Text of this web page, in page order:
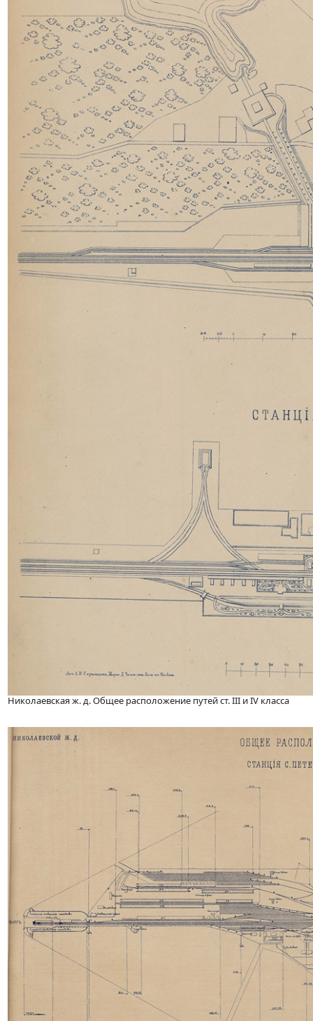
Николаевская ж. д. Общее расположение путей ст. III и IV класса